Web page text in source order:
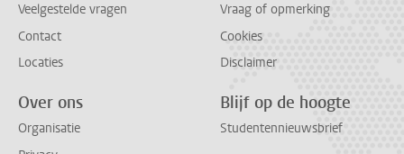
Veelgestelde vragen
Contact
Locaties
Vraag of opmerking
Cookies
Disclaimer
Over ons
Organisatie
Blijf op de hoogte
Studentennieuwsbrief